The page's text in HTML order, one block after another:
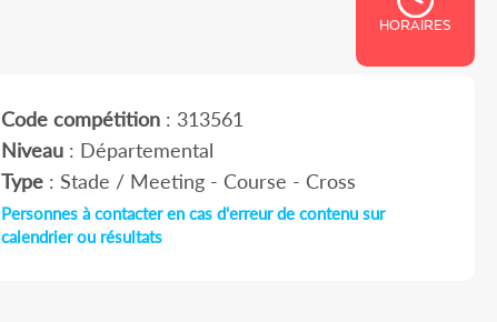
HORAIRES
Code compétition: 313561
Niveau: Départemental
Type: Stade / Meeting - Course - Cross
Personnes à contacter en cas d'erreur de contenu sur
calendrier ou résultats